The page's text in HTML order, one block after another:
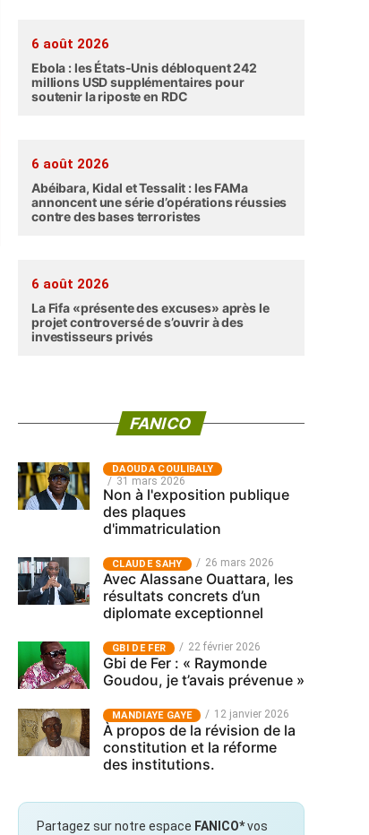
6 août 2026
Ebola : les États-Unis débloquent 242
millions USD supplémentaires pour
soutenir la riposte en RDC
6 août 2026
Abéibara, Kidal et Tessalit : les FAMa
annoncent une série d’opérations réussies
contre des bases terroristes
6 août 2026
La Fifa «présente des excuses» après le
projet controversé de s’ouvrir à des
investisseurs privés
FANICO
‎DAOUDA COULIBALY
31 mars 2026
Non à l'exposition publique
des plaques
d'immatriculation
CLAUDE SAHY 26 mars 2026
Avec Alassane Ouattara, les
résultats concrets d’un
diplomate exceptionnel
GBI DE FER 22 février 2026
Gbi de Fer : « Raymonde
Goudou, je t’avais prévenue »
MANDIAYE GAYE 12 janvier 2026
À propos de la révision de la
constitution et la réforme
des institutions.
Partagez sur notre espace FANICO*vos